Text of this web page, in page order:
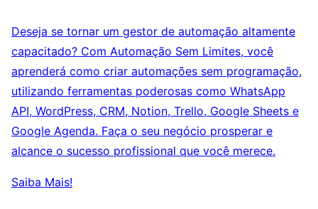
Deseja se tornar um gestor de automação altamente
capacitado? Com Automação Sem Limites, você
aprenderá como criar automações sem programação,
utilizando ferramentas poderosas como WhatsApp
API, WordPress, CRM, Notion, Trello, Google Sheets e
Google Agenda. Faça o seu negócio prosperar e
alcance o sucesso profissional que você merece.
Saiba Mais!